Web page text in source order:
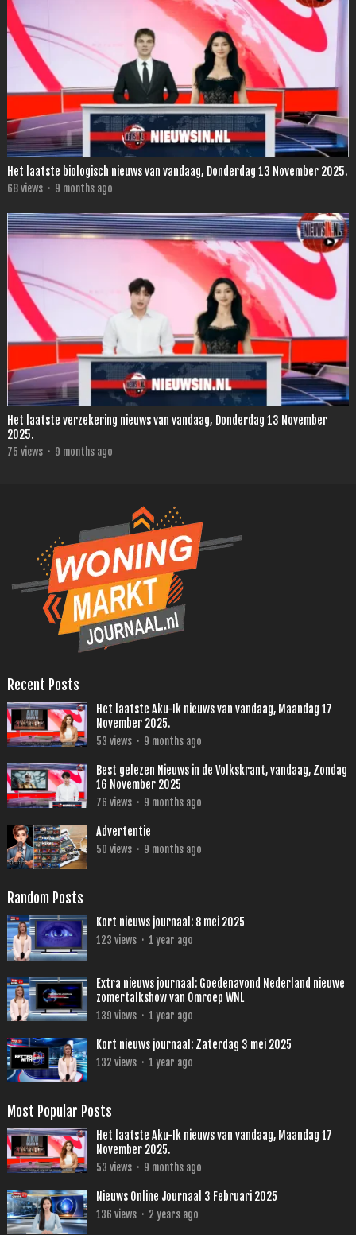
Het laatste biologisch nieuws van vandaag, Donderdag 13 November 2025.
68views · 9 months ago
Het laatste verzekering nieuws van vandaag, Donderdag 13 November
2025.
75 views · 9 months ago
Recent Posts
Het laatste Aku-Ik nieuws van vandaag, Maandag 17
November 2025.
53 views · 9 months ago
Best gelezen Nieuws in de Volkskrant, vandaag, Zondag
16 November 2025
76 views · 9 months ago
Advertentie
50 views · 9 months ago
Random Posts
Kort nieuws journaal: 8 mei 2025
123 views · 1 year ago
Extra nieuws journaal: Goedenavond Nederland nieuwe
zomertalkshow van Omroep WNL
139 views · 1 year ago
Kort nieuws journaal: Zaterdag 3 mei 2025
132 views · 1 year ago
Most Popular Posts
Het laatste Aku-Ik nieuws van vandaag, Maandag 17
November 2025.
53 views · 9 months ago
Nieuws Online Journaal 3 Februari 2025
136 views · 2 years ago